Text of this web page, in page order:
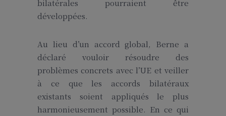
bilatérales pourraient être
développées.
Au lieu d’un accord global, Berne a
déclaré vouloir résoudre des
problèmes concrets avec l’UE et veiller
à ce que les accords bilatéraux
existants soient appliqués le plus
harmonieusement possible. En ce qui